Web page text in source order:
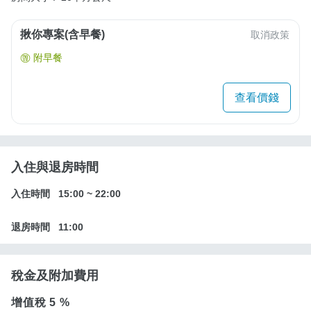
揪你專案(含早餐) 取消政策
附早餐
查看價錢
入住與退房時間
入住時間 15:00 ~ 22:00
退房時間 11:00
稅金及附加費用
增值稅5 %